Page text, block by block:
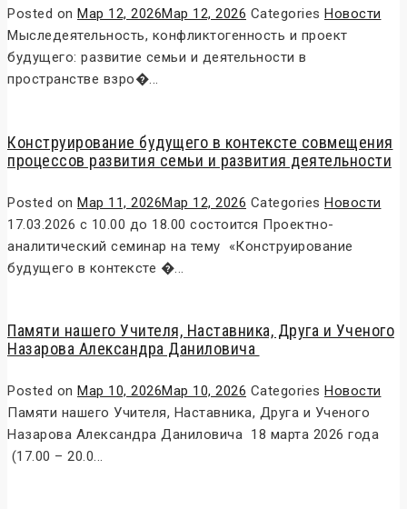
Posted on Мар 12, 2026Мар 12, 2026 Categories Новости
Мыследеятельность, конфликтогенность и проект
будущего: развитие семьи и деятельности в
пространстве взро�...
Конструирование будущего в контексте совмещения
процессов развития семьи и развития деятельности
Posted on Мар 11, 2026Мар 12, 2026 Categories Новости
17.03.2026 с 10.00 до 18.00 состоится Проектно-
аналитический семинар на тему «Конструирование
будущего в контексте �...
Памяти нашего Учителя, Наставника, Друга и Ученого
Назарова Александра Даниловича
Posted on Мар 10, 2026Мар 10, 2026 Categories Новости
Памяти нашего Учителя, Наставника, Друга и Ученого
Назарова Александра Даниловича 18 марта 2026 года
(17.00 – 20.0...